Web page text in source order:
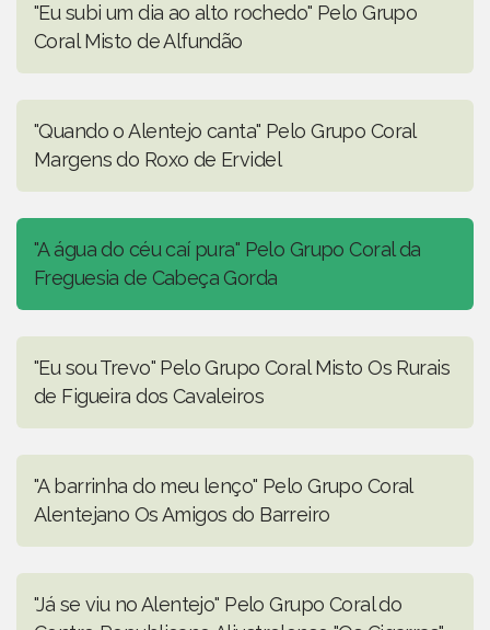
"Eu subi um dia ao alto rochedo" Pelo Grupo
Coral Misto de Alfundão
"Quando o Alentejo canta" Pelo Grupo Coral
Margens do Roxo de Ervidel
"A água do céu caí pura" Pelo Grupo Coral da
Freguesia de Cabeça Gorda
"Eu sou Trevo" Pelo Grupo Coral Misto Os Rurais
de Figueira dos Cavaleiros
"A barrinha do meu lenço" Pelo Grupo Coral
Alentejano Os Amigos do Barreiro
"Já se viu no Alentejo" Pelo Grupo Coral do